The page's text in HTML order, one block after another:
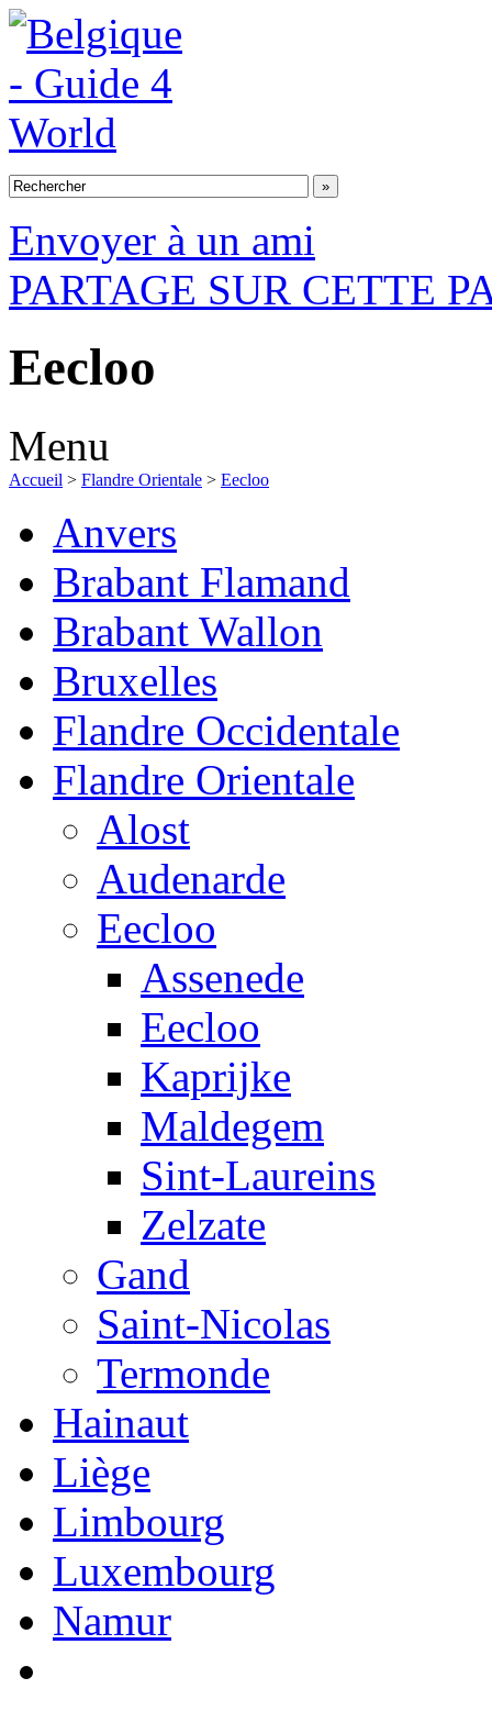
Envoyer à un ami
PARTAGE SUR CETTE
Eecloo
Menu
Accueil > Flandre Orientale > Eecloo
Anvers
Brabant Flamand
Brabant Wallon
Bruxelles
Flandre Occidentale
Flandre Orientale
Alost
Audenarde
Eecloo
Assenede
Eecloo
Kaprijke
Maldegem
Sint-Laureins
Zelzate
Gand
Saint-Nicolas
Termonde
Hainaut
Liège
Limbourg
Luxembourg
Namur